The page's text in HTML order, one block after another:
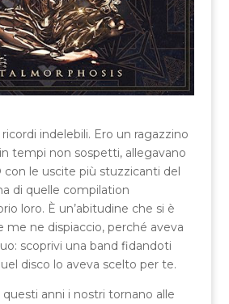
ricordi indelebili. Ero un ragazzino
tempi non sospetti, allegavano
con le uscite più stuzzicanti del
di quelle compilation
loro. È un’abitudine che si è
me ne dispiaccio, perché aveva
scoprivi una band fidandoti
disco lo aveva scelto per te.
anni i nostri tornano alle